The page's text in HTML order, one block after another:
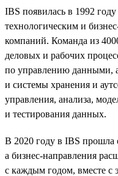
IBS появилась в 1992 году
технологическим и
компаний. Команда из
деловых и рабочих
по управлению данными,
и системы хранения и
управления, анализа,
и тестирования данных.
В 2020 году в IBS прошла
а бизнес-направления
с каждым годом, вместе с